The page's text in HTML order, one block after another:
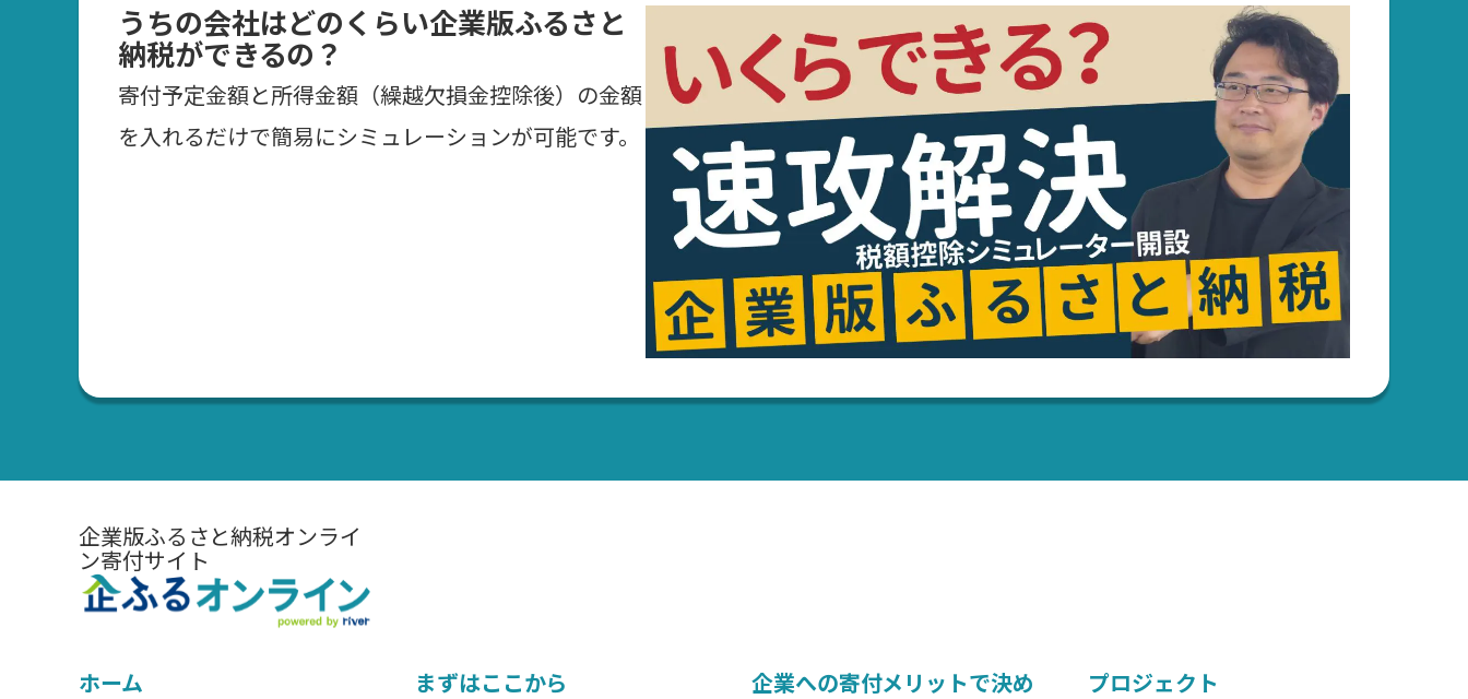
うちの会社はどのくらい企業版ふるさと
納税ができるの？
寄付予定金額と所得金額（繰越欠損金控除後）の金額
を入れるだけで簡易にシミュレーションが可能です。
企業版ふるさと納税オンライ
ン寄付サイト
ホーム
まずはここから
企業への寄付メリットで決め
プロジェクト